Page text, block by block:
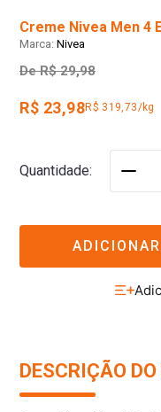
Creme Nivea Men 4
Nivea
De R$ 29,98
R$ 23,98R$ 319,73/kg
Quantidade
DESCRIÇÃO